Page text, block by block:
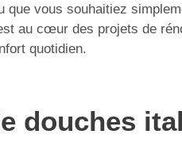
vous souhaitiez
au cœur des projets de
quotidien.
douches